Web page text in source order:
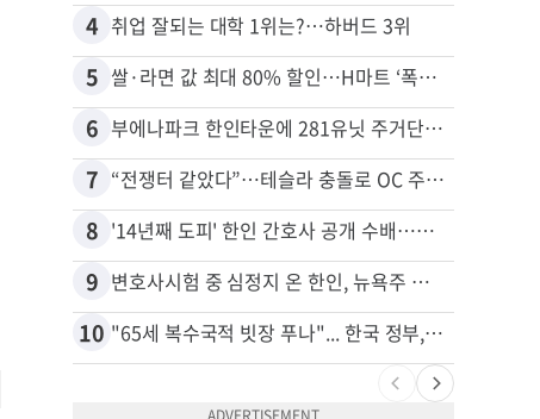
4 취업 잘되는 대학 1위는?…하버드 3위
5 쌀·라면 값 최대 80% 할인…H마트 ‘폭탄 세일’
6 부에나파크 한인타운에 281유닛 주거단지 들어선다
7 “전쟁터 같았다”…테슬라 충돌로 OC 주택 4채 파손
8 '14년째 도피' 한인 간호사 공개 수배…메디케어 사기 유죄
9 변호사시험 중 심정지 온 한인, 뉴욕주 제소
10 "65세 복수국적 빗장 푸나"... 한국 정부, 연령 완화 전면 추진